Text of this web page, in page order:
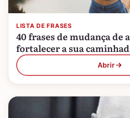
LISTA DE FRASES
40 frases de mudança de
fortalecer a sua
Abrir